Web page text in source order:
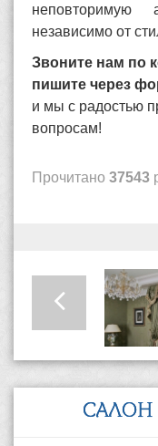
независимо от
Звоните нам по
пишите через
и мы с радостью
вопросам!
Прочитано 37543